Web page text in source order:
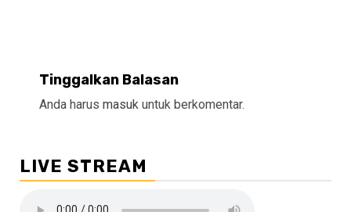
Tinggalkan Balasan
Anda harus masuk untuk berkomentar.
LIVE STREAM